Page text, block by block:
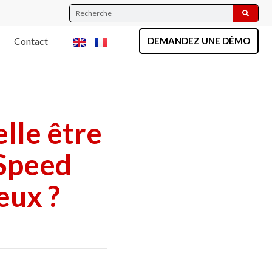
Contact DEMANDEZ UNE DÉMO
être
?